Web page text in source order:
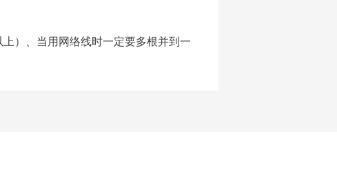
）、当用网络线时一定要多根并到一